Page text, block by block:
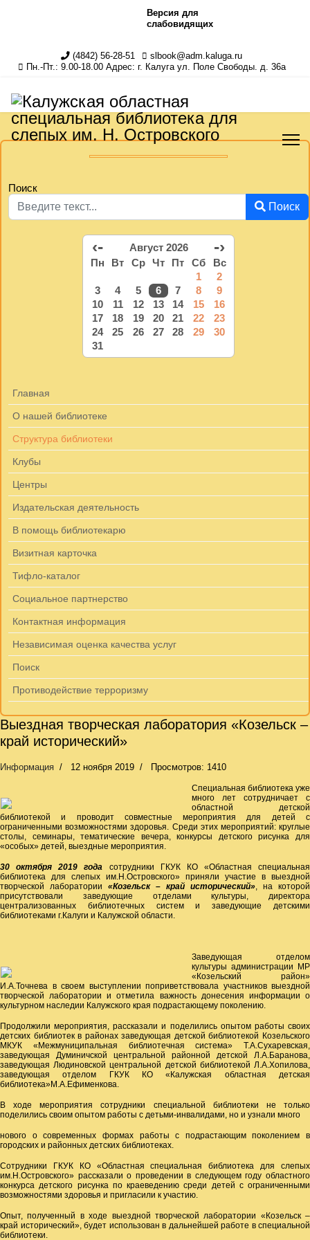
Версия для
слабовидящих
(4842) 56-28-51
slbook@adm.kaluga.ru
Пн.-Пт.: 9.00-18.00 Адрес: г. Калуга ул. Поле Свободы. д. 36а
Поиск
Поиск
‹- Август 2026 -›
Пн Вт Ср Чт Пт Сб
Вс
1
2
3
4 5 6 7 8
9
10
11 12 13 14 15
16
17
18 19 20 21 22
23
24
25 26 27 28 29
30
31
Главная
О нашей библиотеке
Структура библиотеки
Клубы
Центры
Издательская деятельность
В помощь библиотекарю
Визитная карточка
Тифло-каталог
Социальное партнерство
Контактная информация
Независимая оценка качества услуг
Поиск
Противодействие терроризму
Выездная творческая лаборатория «Козельск –
край исторический»
Информация 12 ноября 2019 Просмотров: 1410
Специальная библиотека уже
много лет сотрудничает с
областной детской
библиотекой и проводит совместные мероприятия для детей с
ограниченными возможностями здоровья. Среди этих мероприятий: круглые
столы, семинары, тематические вечера, конкурсы детского рисунка для
«особых» детей, выездные мероприятия.
30 октября 2019 года сотрудники ГКУК КО «Областная специальная
библиотека для слепых им.Н.Островского» приняли участие в выездной
творческой лаборатории «Козельск – край исторический», на которой
присутствовали заведующие отделами культуры, директора
централизованных библиотечных систем и заведующие детскими
библиотеками г.Калуги и Калужской области.
Заведующая отделом
культуры администрации МР
«Козельский район»
И.А.Точнева в своем выступлении поприветствовала участников выездной
творческой лаборатории и отметила важность донесения информации о
культурном наследии Калужского края подрастающему поколению.
Продолжили мероприятия, рассказали и поделились опытом работы своих
детских библиотек в районах заведующая детской библиотекой Козельского
МКУК «Межмуниципальная библиотечная система» Т.А.Сухаревская,
заведующая Думиничской центральной районной детской Л.А.Баранова,
заведующая Людиновской центральной детской библиотекой Л.А.Хопилова,
заведующая отделом ГКУК КО «Калужская областная детская
библиотека»М.А.Ефименкова.
В ходе мероприятия сотрудники специальной библиотеки не только
поделились своим опытом работы с детьми-инвалидами, но и узнали много
нового о современных формах работы с подрастающим поколением в
городских и районных детских библиотеках.
Сотрудники ГКУК КО «Областная специальная библиотека для слепых
им.Н.Островского» рассказали о проведении в следующем году областного
конкурса детского рисунка по краеведению среди детей с ограниченными
возможностями здоровья и пригласили к участию.
Опыт, полученный в ходе выездной творческой лаборатории «Козельск –
край исторический», будет использован в дальнейшей работе в специальной
библиотеки.